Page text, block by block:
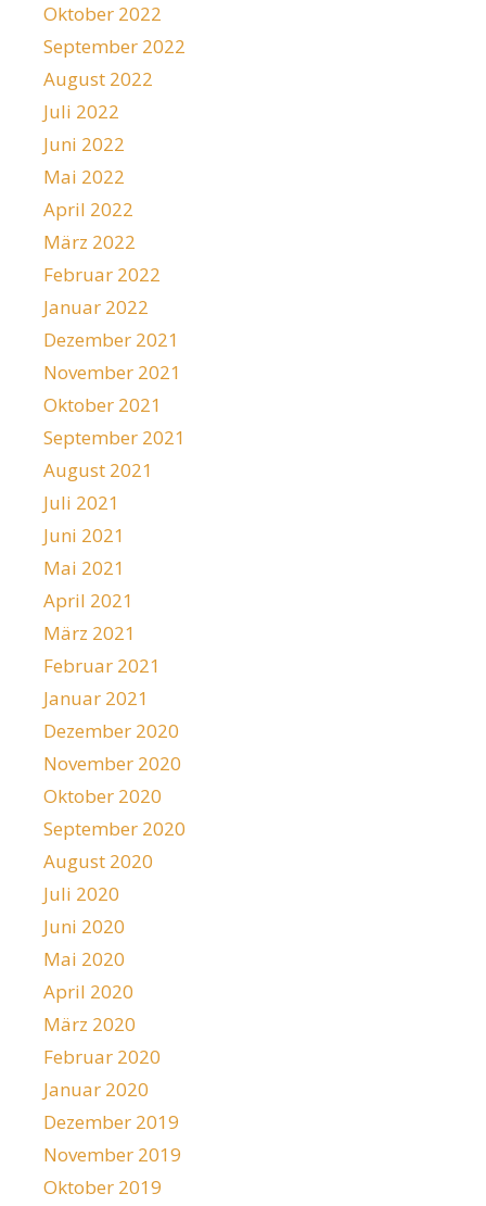
Oktober 2022
September 2022
August 2022
Juli 2022
Juni 2022
Mai 2022
April 2022
März 2022
Februar 2022
Januar 2022
Dezember 2021
November 2021
Oktober 2021
September 2021
August 2021
Juli 2021
Juni 2021
Mai 2021
April 2021
März 2021
Februar 2021
Januar 2021
Dezember 2020
November 2020
Oktober 2020
September 2020
August 2020
Juli 2020
Juni 2020
Mai 2020
April 2020
März 2020
Februar 2020
Januar 2020
Dezember 2019
November 2019
Oktober 2019